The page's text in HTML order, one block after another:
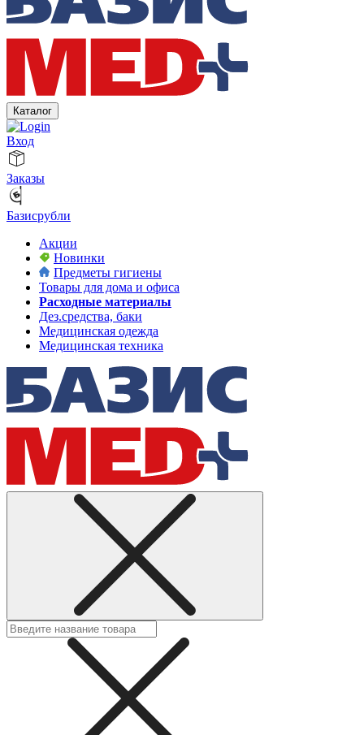
Каталог
Вход
Заказы
Базисрубли
Акции
Новинки
Предметы гигиены
Товары для дома и офиса
Расходные материалы
Дез.средства, баки
Медицинская одежда
Медицинская техника